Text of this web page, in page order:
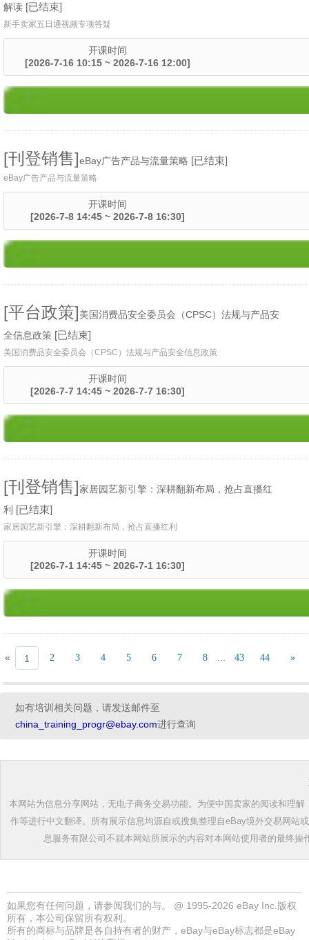
解读 [已结束]
新手卖家五日通视频专项答疑
开课时间
[2026-7-16 10:15 ~ 2026-7-16 12:00]
[刊登销售]eBay广告产品与流量策略 [已结束]
eBay广告产品与流量策略
开课时间
[2026-7-8 14:45 ~ 2026-7-8 16:30]
[平台政策]美国消费品安全委员会（CPSC）法规与产品安
全信息政策 [已结束]
美国消费品安全委员会（CPSC）法规与产品安全信息政策
开课时间
[2026-7-7 14:45 ~ 2026-7-7 16:30]
[刊登销售]家居园艺新引擎：深耕翻新布局，抢占直播红
利 [已结束]
家居园艺新引擎：深耕翻新布局，抢占直播红利
开课时间
[2026-7-1 14:45 ~ 2026-7-1 16:30]
« 1 2 3 4 5 6 7 8 43 44 »
如有培训相关问题，请发送邮件至
china_training_progr@ebay.com进行查询
本网站为信息分享网站，无电子商务交易功能。为便中国卖家的阅读和理
作等进行中文翻译。所有展示信息均源自或搜集整理自eBay境外交易网站
息服务有限公司不就本网站所展示的内容对本网站使用者的最终
如果您有任何问题，请参阅我们的与。 @ 1995-2026 eBay Inc.版权
所有，本公司保留所有权利。
所有的商标与品牌是各自持有者的财产，eBay与eBay标志都是eBay